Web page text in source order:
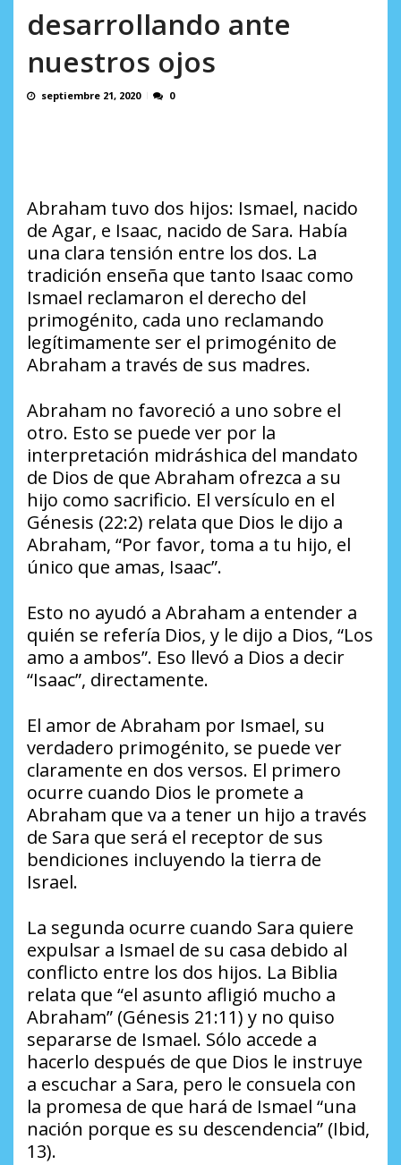
desarrollando ante
nuestros ojos
septiembre 21, 2020 0
Abraham tuvo dos hijos: Ismael, nacido
de Agar, e Isaac, nacido de Sara. Había
una clara tensión entre los dos. La
tradición enseña que tanto Isaac como
Ismael reclamaron el derecho del
primogénito, cada uno reclamando
legítimamente ser el primogénito de
Abraham a través de sus madres.
Abraham no favoreció a uno sobre el
otro. Esto se puede ver por la
interpretación midráshica del mandato
de Dios de que Abraham ofrezca a su
hijo como sacrificio. El versículo en el
Génesis (22:2) relata que Dios le dijo a
Abraham, “Por favor, toma a tu hijo, el
único que amas, Isaac”.
Esto no ayudó a Abraham a entender a
quién se refería Dios, y le dijo a Dios, “Los
amo a ambos”. Eso llevó a Dios a decir
“Isaac”, directamente.
El amor de Abraham por Ismael, su
verdadero primogénito, se puede ver
claramente en dos versos. El primero
ocurre cuando Dios le promete a
Abraham que va a tener un hijo a través
de Sara que será el receptor de sus
bendiciones incluyendo la tierra de
Israel.
La segunda ocurre cuando Sara quiere
expulsar a Ismael de su casa debido al
conflicto entre los dos hijos. La Biblia
relata que “el asunto afligió mucho a
Abraham” (Génesis 21:11) y no quiso
separarse de Ismael. Sólo accede a
hacerlo después de que Dios le instruye
a escuchar a Sara, pero le consuela con
la promesa de que hará de Ismael “una
nación porque es su descendencia” (Ibid,
13).